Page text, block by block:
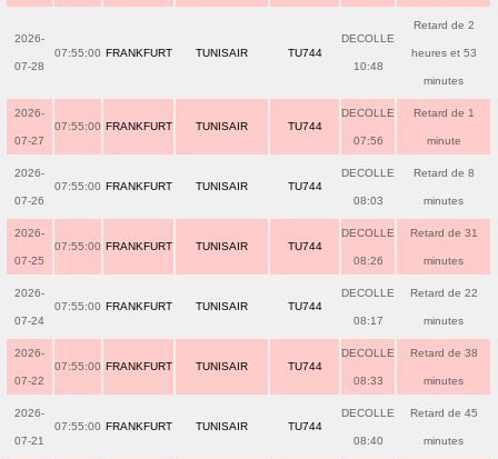
2026-
07-28
07:55:00 FRANKFURT TUNISAIR TU744
DECOLLE
10:48
Retard de 2
heures et 53
minutes
2026-
07-27
07:55:00 FRANKFURT TUNISAIR TU744
DECOLLE
07:56
Retard de 1
minute
2026-
07-26
07:55:00 FRANKFURT TUNISAIR TU744
DECOLLE
08:03
Retard de 8
minutes
2026-
07-25
07:55:00 FRANKFURT TUNISAIR TU744
DECOLLE
08:26
Retard de 31
minutes
2026-
07-24
07:55:00 FRANKFURT TUNISAIR TU744
DECOLLE
08:17
Retard de 22
minutes
2026-
07-22
07:55:00 FRANKFURT TUNISAIR TU744
DECOLLE
08:33
Retard de 38
minutes
2026-
07-21
07:55:00 FRANKFURT TUNISAIR TU744
DECOLLE
08:40
Retard de 45
minutes